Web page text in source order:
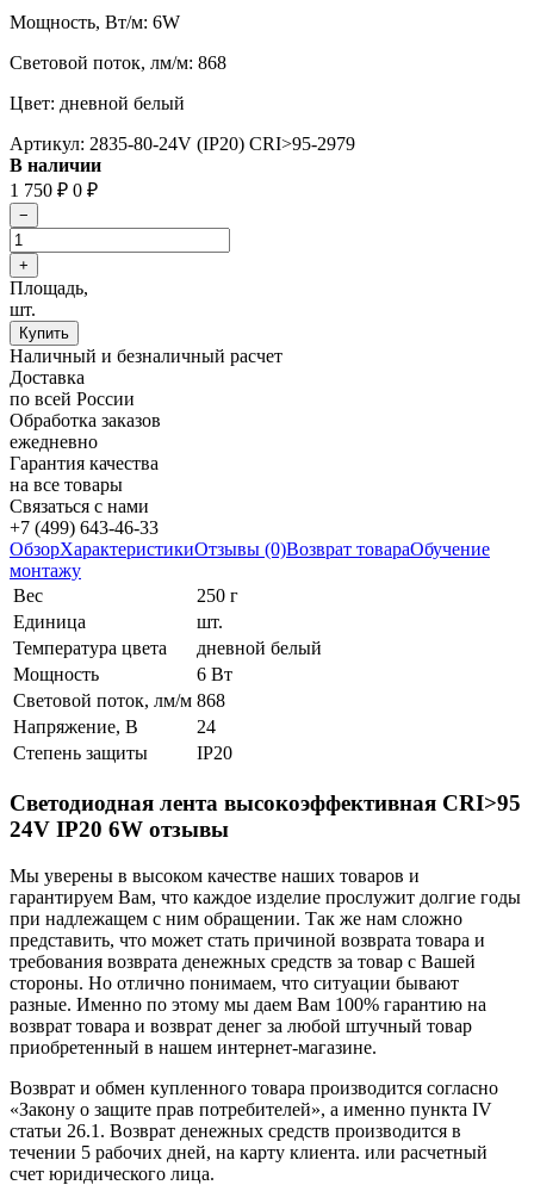
Мощность, Вт/м: 6W
Световой поток, лм/м: 868
Цвет: дневной белый
Артикул: 2835-80-24V (IP20) CRI>95-2979
В наличии
1 750 ₽ 0 ₽
Площадь,
шт.
Наличный и безналичный расчет
Доставка
по всей России
Обработка заказов
ежедневно
Гарантия качества
на все товары
Связаться с нами
+7 (499) 643-46-33
ОбзорХарактеристикиОтзывы (0)Возврат товараОбучение
монтажу
Вес
250 г
Единица
шт.
Температура цвета
дневной белый
Мощность
6 Вт
Световой поток, лм/м 868
Напряжение, В
24
Степень защиты
IP20
Светодиодная лента высокоэффективная CRI>95
24V IP20 6W отзывы
Мы уверены в высоком качестве наших товаров и
гарантируем Вам, что каждое изделие прослужит долгие годы
при надлежащем с ним обращении. Так же нам сложно
представить, что может стать причиной возврата товара и
требования возврата денежных средств за товар с Вашей
стороны. Но отлично понимаем, что ситуации бывают
разные. Именно по этому мы даем Вам 100% гарантию на
возврат товара и возврат денег за любой штучный товар
приобретенный в нашем интернет-магазине.
Возврат и обмен купленного товара производится согласно
«Закону о защите прав потребителей», а именно пункта IV
статьи 26.1. Возврат денежных средств производится в
течении 5 рабочих дней, на карту клиента. или расчетный
счет юридического лица.